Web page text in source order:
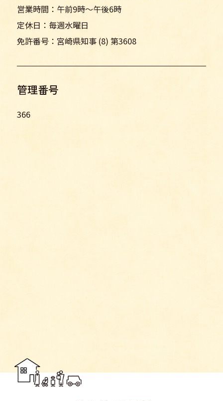
営業時間：午前9時～午後6時
定休日：毎週水曜日
免許番号：宮崎県知事 (8) 第3608
管理番号
366